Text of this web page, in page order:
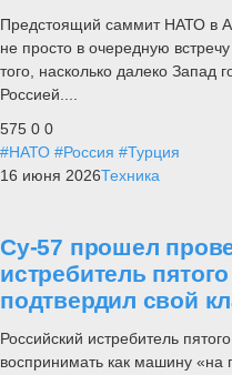
Предстоящий саммит НАТО в
не просто в очередную
того, насколько далеко Запад
Россией....
575 0 0
#НАТО #Россия #Турция
16 июня 2026Техника
Су-57 прошел
истребитель
подтвердил свой
Российский истребитель
воспринимать как машину «на